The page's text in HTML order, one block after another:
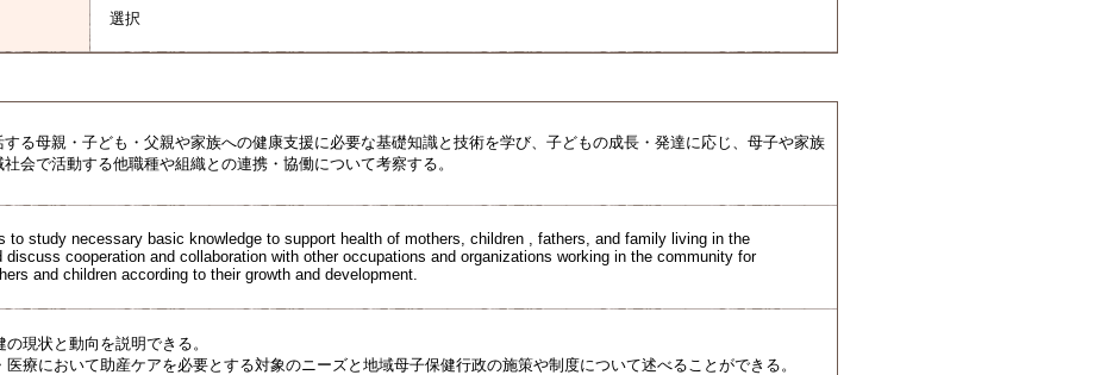
選択
る母親・子ども・父親や家族への健康支援に必要な基礎知識と技術を学び、子どもの成長・発達に応じ、母子や家族
会で活動する他職種や組織との連携・協働について考察する。
to study necessary basic knowledge to support health of mothers, children , fathers, and family living in the
discuss cooperation and collaboration with other occupations and organizations working in the community for
and children according to their growth and development.
現状と動向を説明できる。
医療において助産ケアを必要とする対象のニーズと地域母子保健行政の施策や制度について述べることができる。